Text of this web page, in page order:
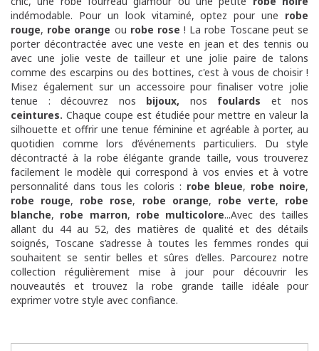
indémodable. Pour un look vitaminé, optez pour une robe
rouge, robe orange ou robe rose ! La robe Toscane peut se
porter décontractée avec une veste en jean et des tennis ou
avec une jolie veste de tailleur et une jolie paire de talons
comme des escarpins ou des bottines, c'est à vous de choisir !
Misez également sur un accessoire pour finaliser votre jolie
tenue : découvrez nos bijoux, nos foulards
et nos
ceintures. Chaque coupe est étudiée pour mettre en valeur la
silhouette et offrir une tenue féminine et agréable à porter, au
quotidien comme lors d’événements particuliers. Du style
décontracté à la robe élégante grande taille, vous trouverez
facilement le modèle qui correspond à vos envies et à votre
personnalité dans tous les coloris : robe bleue, robe noire,
robe rouge, robe rose, robe orange, robe verte, robe
blanche, robe marron, robe multicolore...Avec des tailles
allant du 44 au 52, des matières de qualité et des détails
soignés, Toscane s’adresse à toutes les femmes rondes qui
souhaitent se sentir belles et sûres d’elles. Parcourez notre
collection régulièrement mise à jour pour découvrir les
nouveautés et trouvez la robe grande taille idéale pour
exprimer votre style avec confiance.